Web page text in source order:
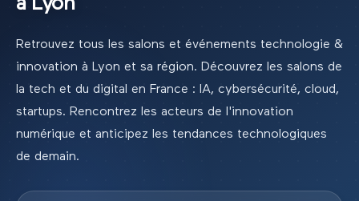
Retrouvez tous les salons et événements technologie &
innovation à Lyon et sa région. Découvrez les salons de
la tech et du digital en France : IA, cybersécurité, cloud,
startups. Rencontrez les acteurs de l'innovation
numérique et anticipez les tendances technologiques
de demain.